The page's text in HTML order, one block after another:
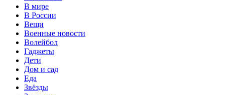
В мире
В России
Вещи
Военные новости
Волейбол
Гаджеты
Дети
Дом и сад
Еда
Звёзды